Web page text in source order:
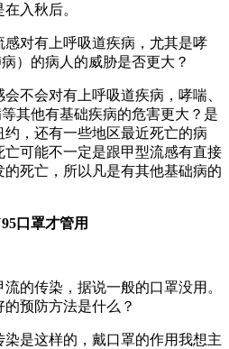
入秋后。
感对有上呼吸道疾病，尤其是哮
）的病人的威胁是否更大？
会对有上呼吸道疾病，哮喘、
其他有基础疾病的危害更大？是
，还有一些地区最近死亡的病
亡可能不一定是跟甲型流感有直接
死亡，所以凡是有其他基础病的
口罩才管用
流的传染，据说一般的口罩没用。
预防方法是什么？
是这样的，戴口罩的作用我想主